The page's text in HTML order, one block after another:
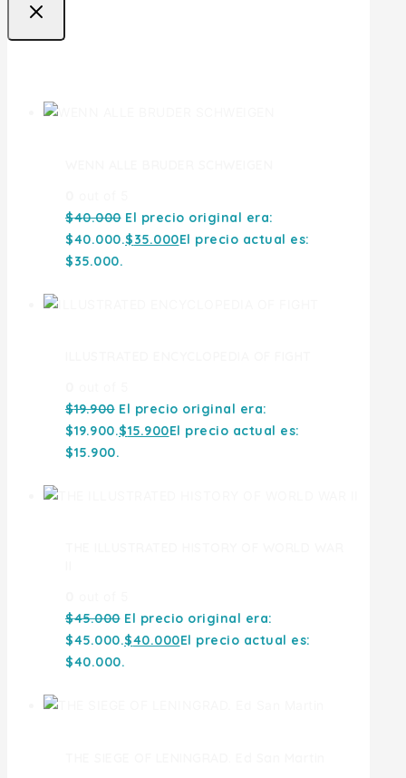
$40.000 El precio original era:
$40.000.$35.000El precio actual es:
$35.000.
$19.900 El precio original era:
$19.900.$15.900El precio actual es:
$15.900.
$45.000 El precio original era:
$45.000.$40.000El precio actual es:
$40.000.